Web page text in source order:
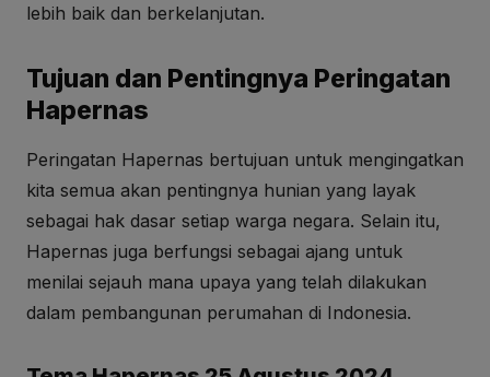
lebih baik dan berkelanjutan.
Tujuan dan Pentingnya Peringatan
Hapernas
Peringatan Hapernas bertujuan untuk mengingatkan
kita semua akan pentingnya hunian yang layak
sebagai hak dasar setiap warga negara. Selain itu,
Hapernas juga berfungsi sebagai ajang untuk
menilai sejauh mana upaya yang telah dilakukan
dalam pembangunan perumahan di Indonesia.